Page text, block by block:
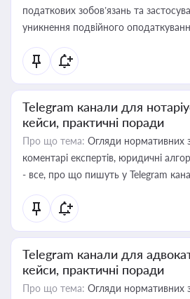
податкових зобов’язань та
уникнення подвійного
Telegram канали для
кейси, практичні поради
Про що тема: Огляди нормативних
коментарі експертів, юридичні
- все, про що пишуть у Telegram
Telegram канали для
кейси, практичні поради
Про що тема: Огляди нормативних